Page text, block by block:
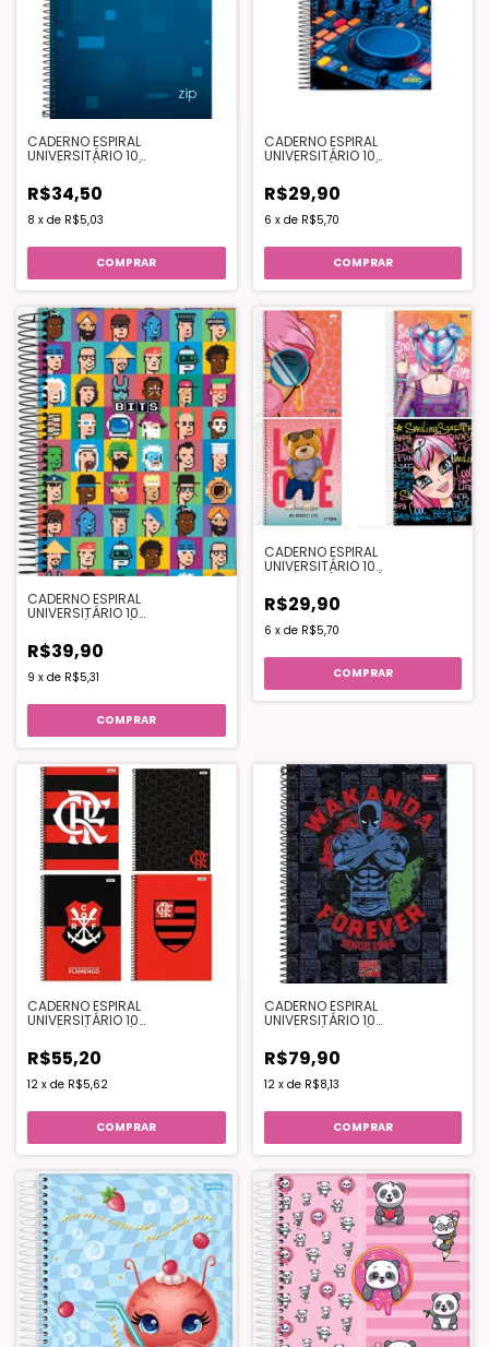
CADERNO ESPIRAL
UNIVERSITÁRIO 10
R$34,50
8 x de R$5,03
CADERNO ESPIRAL
UNIVERSITÁRIO 10
MUSIC
R$29,90
6 x de R$5,70
COMPRAR
CADERNO ESPIRAL
UNIVERSITÁRIO 10
R$39,90
9 x de R$5,31
COMPRAR
CADERNO ESPIRAL
UNIVERSITÁRIO 10
R$29,90
6 x de R$5,70
COMPRAR
CADERNO ESPIRAL
UNIVERSITÁRIO 10
R$55,20
12 x de R$5,62
COMPRAR
CADERNO ESPIRAL
UNIVERSITÁRIO 10
COMICS
R$79,90
12 x de R$8,13
COMPRAR